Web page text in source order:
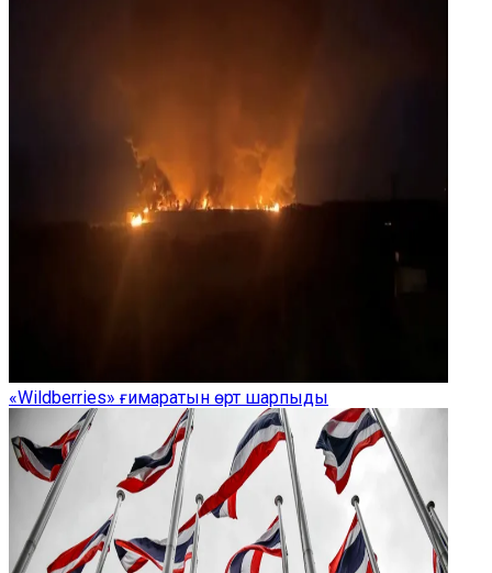
«Wildberries» ғимаратын өрт шарпыды